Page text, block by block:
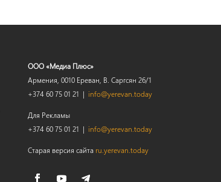
ООО «Медиа Плюс»
Армения, 0010 Ереван, В. Саргсян 26/1
+374 60 75 01 21 | info@yerevan.today
Для Рекламы
+374 60 75 01 21 | info@yerevan.today
Старая версия сайта ru.yerevan.today